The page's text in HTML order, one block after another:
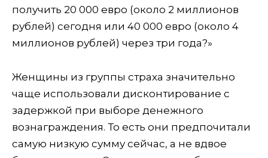
получить 20 000 евро (около 2 миллионов
рублей) сегодня или 40 000 евро (около 4
миллионов рублей) через три года?»
Женщины из группы страха значительно
чаще использовали дисконтирование с
задержкой при выборе денежного
вознаграждения. То есть они предпочитали
самую низкую сумму сейчас, а не вдвое